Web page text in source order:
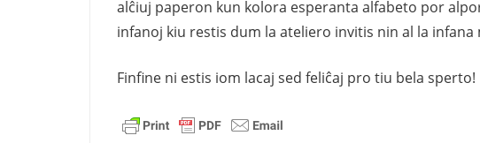
alĉiuj paperon kun kolora esperanta alfabeto por
infanoj kiu restis dum la ateliero invitis nin al la infana
Finfine ni estis iom lacaj sed feliĉaj pro tiu bela sperto!